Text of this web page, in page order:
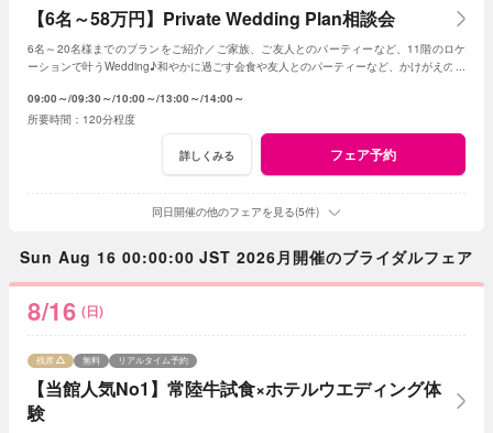
【6名～58万円】Private Wedding Plan相談会
6名～20名様までのプランをご紹介／ご家族、ご友人とのパーティーなど、11階のロケ
ーションで叶うWedding♪和やかに過ごす会食や友人とのパーティーなど、かけがえのな
09:00～ 09:30～ 10:00～ 13:00～ 14:00～
120分程度
詳しくみる フェア予約
同日開催の他のフェアを見る(5件)
Sun Aug 16 00:00:00 JST 2026月開催のブライダルフェア
8/16 (日)
【当館人気No1】常陸牛試食×ホテルウエディング体
験
残席 無料 リアルタイム予約